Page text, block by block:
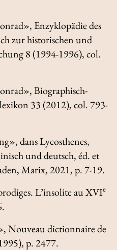
Enzyklopädie des
zur historischen und
8 (1994-1996), col.
, Biographisch-
33 (2012), col. 793-
dansLycosthenes,
und deutsch, éd. et
Marix, 2021, p. 7-19.
L’insolite au XVIe
Nouveau dictionnaire de
p. 2477.